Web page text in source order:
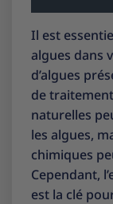
Il est
algues dans
d’algues
de
naturelles
les algues,
chimiques
Cependant,
est la clé